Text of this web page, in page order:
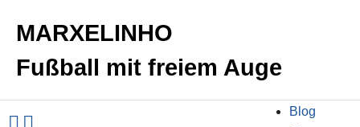
MARXELINHO
Fußball mit freiem Auge
Blog